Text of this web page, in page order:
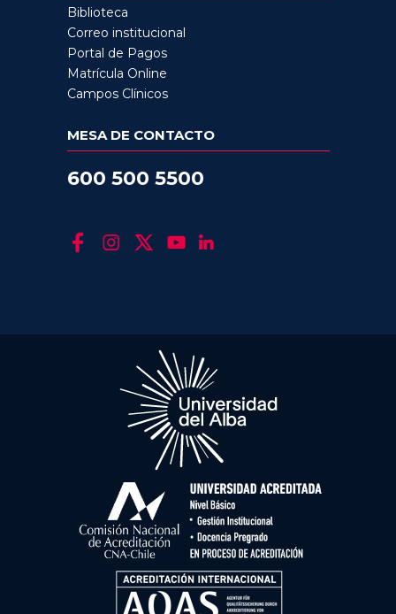
Biblioteca
Correo institucional
Portal de Pagos
Matrícula Online
Campos Clínicos
MESA DE CONTACTO
600 500 5500